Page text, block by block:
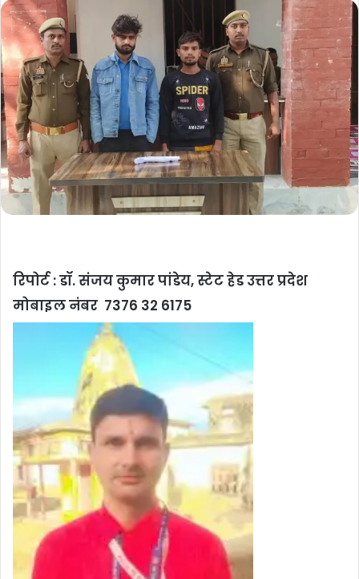
रिपोर्ट : डॉ. संजय कुमार पांडेय, स्टेट हेड उत्तर प्रदेश
मोबाइल नंबर 7376 32 6175